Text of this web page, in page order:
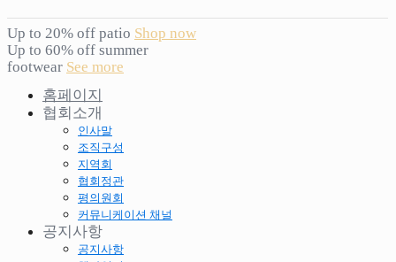
Up to 20% off patio Shop now
Up to 60% off summer
footwear See more
홈페이지
협회소개
인사말
조직구성
지역회
협회정관
평의원회
커뮤니케이션 채널
공지사항
공지사항